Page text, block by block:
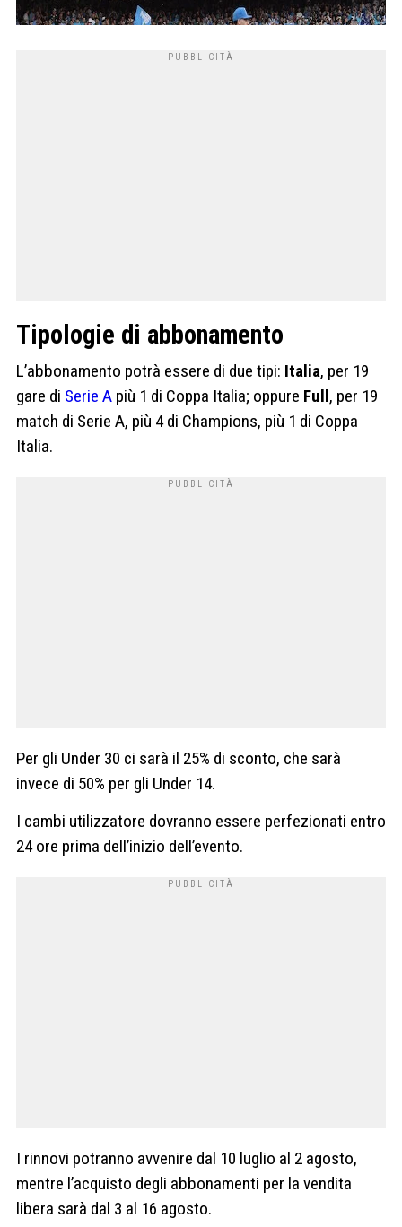
Tipologie di abbonamento
L’abbonamento potrà essere di due tipi: Italia, per 19
gare di Serie A più 1 di Coppa Italia; oppure Full, per 19
match di Serie A, più 4 di Champions, più 1 di Coppa
Italia.
Per gli Under 30 ci sarà il 25% di sconto, che sarà
invece di 50% per gli Under 14.
I cambi utilizzatore dovranno essere perfezionati entro
24 ore prima dell’inizio dell’evento.
I rinnovi potranno avvenire dal 10 luglio al 2 agosto,
mentre l’acquisto degli abbonamenti per la vendita
libera sarà dal 3 al 16 agosto.